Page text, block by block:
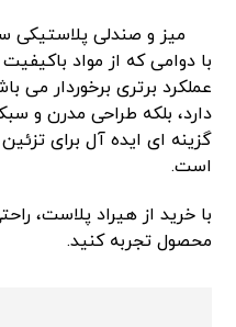
میز و صندلی پلاستیکی
با دوامی که از مواد
عملکرد برتری برخوردار می
دارد، بلکه طراحی مدرن و
گزینه ای ایده آل برای
است.
با خرید از هیراد پلاست،
محصول تجربه کنید.